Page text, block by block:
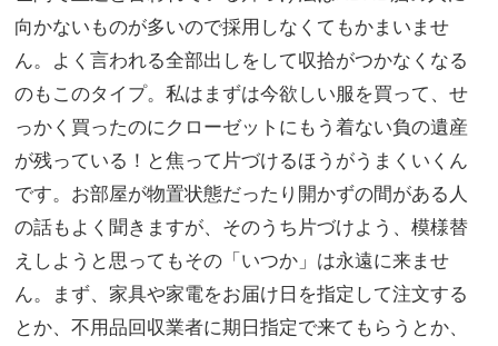
向かないものが多いので採用しなくてもかまいませ
ん。よく言われる全部出しをして収拾がつかなくなる
のもこのタイプ。私はまずは今欲しい服を買って、せ
っかく買ったのにクローゼットにもう着ない負の遺産
が残っている！と焦って片づけるほうがうまくいくん
です。お部屋が物置状態だったり開かずの間がある人
の話もよく聞きますが、そのうち片づけよう、模様替
えしようと思ってもその「いつか」は永遠に来ませ
ん。まず、家具や家電をお届け日を指定して注文する
とか、不用品回収業者に期日指定で来てもらうとか、